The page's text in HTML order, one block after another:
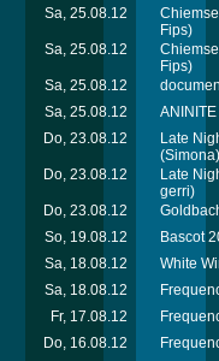
Sa, 25.08.12
Fips)
Sa, 25.08.12
Fips)
Sa, 25.08.12
Sa, 25.08.12
Do, 23.08.12
Late
(Simona)
Do, 23.08.12
Late
gerri)
Do, 23.08.12
So, 19.08.12
Bascot
Sa, 18.08.12
White
Sa, 18.08.12
Fr, 17.08.12
Do, 16.08.12